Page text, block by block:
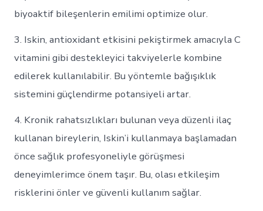
biyoaktif bileşenlerin emilimi optimize olur.
3. Iskin, antioxidant etkisini pekiştirmek amacıyla C
vitamini gibi destekleyici takviyelerle kombine
edilerek kullanılabilir. Bu yöntemle bağışıklık
sistemini güçlendirme potansiyeli artar.
4. Kronik rahatsızlıkları bulunan veya düzenli ilaç
kullanan bireylerin, Iskin’i kullanmaya başlamadan
önce sağlık profesyoneliyle görüşmesi
deneyimlerimce önem taşır. Bu, olası etkileşim
risklerini önler ve güvenli kullanım sağlar.